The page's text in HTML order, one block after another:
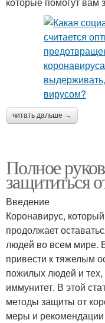
читать дальше →
Полное
защититься
Введение
Коронавирус,
продолжает
людей во всем мире.
привести к тяжелым
пожилых людей и
иммунитет. В этой
методы защиты от
меры и